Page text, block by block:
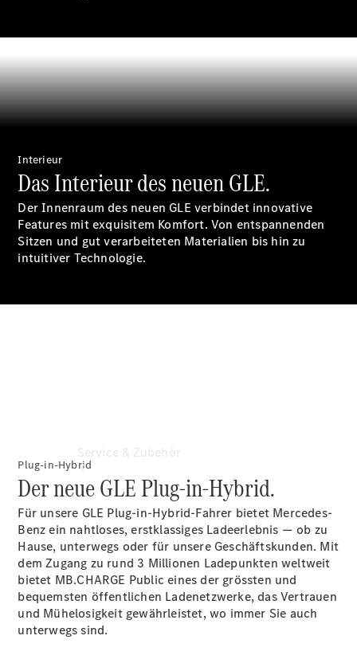
Sommerhighlights
Certified
Occasionen
Aktuelle
Leasingangebote
Flotten und
Servicetermin
buchen
Digitale
Interieur
Das Interieur des neuen GLE.
Der Innenraum des neuen GLE verbindet innovative
Features mit exquisitem Komfort. Von entspannenden
Sitzen und gut verarbeiteten Materialien bis hin zu
intuitiver Technologie.
Plug-in-Hybrid
Der neue GLE Plug-in-Hybrid.
Für unsere GLE Plug-in-Hybrid-Fahrer bietet Mercedes-
Benz ein nahtloses, erstklassiges Ladeerlebnis — ob zu
Hause, unterwegs oder für unsere Geschäftskunden. Mit
dem Zugang zu rund 3 Millionen Ladepunkten weltweit
bietet MB.CHARGE Public eines der grössten und
bequemsten öffentlichen Ladenetzwerke, das Vertrauen
und Mühelosigkeit gewährleistet, wo immer Sie auch
unterwegs sind.